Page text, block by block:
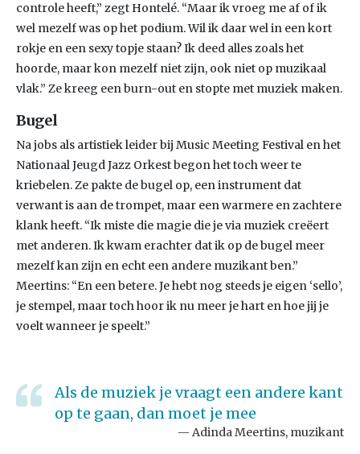
controle heeft,” zegt Hontelé. “Maar ik vroeg me af of ik
wel mezelf was op het podium. Wil ik daar wel in een kort
rokje en een sexy topje staan? Ik deed alles zoals het
hoorde, maar kon mezelf niet zijn, ook niet op muzikaal
vlak.” Ze kreeg een burn-out en stopte met muziek maken.
Bugel
Na jobs als artistiek leider bij Music Meeting Festival en het
Nationaal Jeugd Jazz Orkest begon het toch weer te
kriebelen. Ze pakte de bugel op, een instrument dat
verwant is aan de trompet, maar een warmere en zachtere
klank heeft. “Ik miste die magie die je via muziek creëert
met anderen. Ik kwam erachter dat ik op de bugel meer
mezelf kan zijn en echt een andere muzikant ben.”
Meertins: “En een betere. Je hebt nog steeds je eigen ‘sello’,
je stempel, maar toch hoor ik nu meer je hart en hoe jij je
voelt wanneer je speelt.”
Als de muziek je vraagt een andere kant
op te gaan, dan moet je mee
Adinda Meertins, muzikant